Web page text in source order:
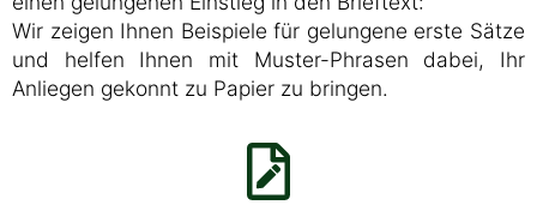
Wir zeigen Ihnen Beispiele für gelungene erste Sätze
und helfen Ihnen mit Muster-Phrasen dabei, Ihr
Anliegen gekonnt zu Papier zu bringen.